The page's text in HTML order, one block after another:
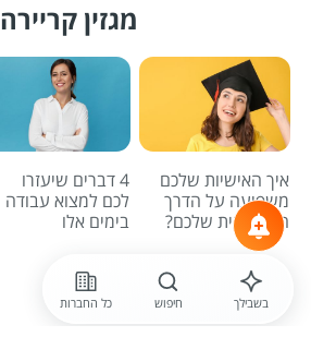
מגזין קריירה
איך האישיות שלכם
משפיעה על הדרך
המקצועית שלכם?
4 דברים שיעזרו
לכם למצוא עבודה
בימים אלו
לכל הכתבות
בשבילך חיפוש כל החברות